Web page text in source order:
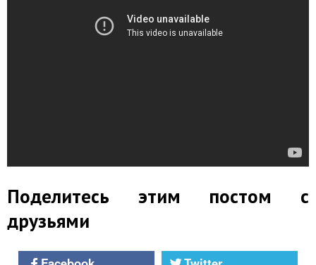
Поделитесь этим постом с
друзьями